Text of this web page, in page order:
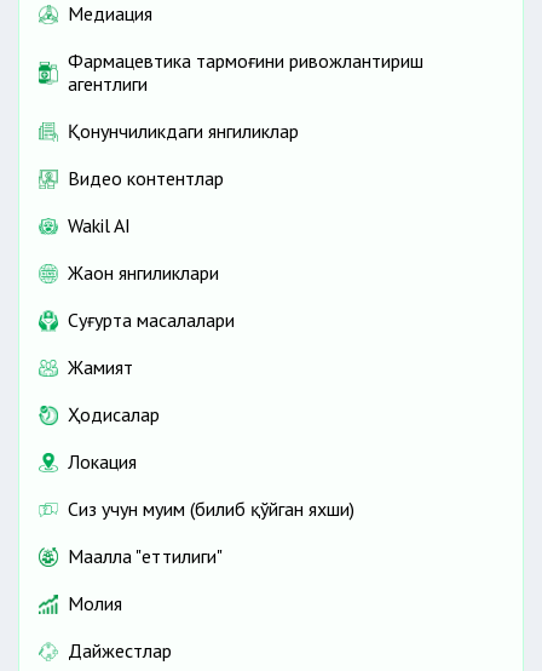
Медиация
Фармацевтика тармоғини ривожлантириш
агентлиги
Қонунчиликдаги янгиликлар
Видео контентлар
Wakil AI
Жаҳон янгиликлари
Cуғурта масалалари
Жамият
Ҳодисалар
Локация
Сиз учун муҳим (билиб қўйган яхши)
Маҳалла "еттилиги"
Молия
Дайжестлар